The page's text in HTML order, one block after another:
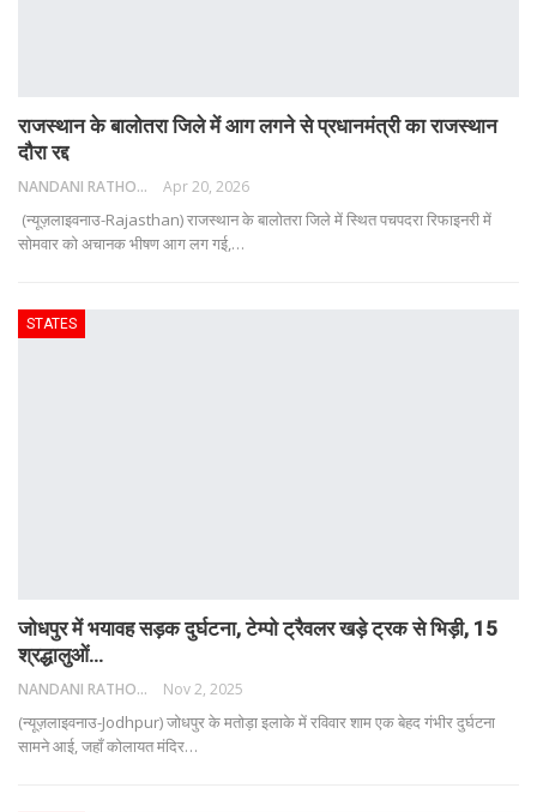
राजस्थान के बालोतरा जिले में आग लगने से प्रधानमंत्री का राजस्थान
दौरा रद्द
NANDANI RATHORE Apr 20, 2026
(न्यूज़लाइवनाउ-Rajasthan) राजस्थान के बालोतरा जिले में स्थित पचपदरा रिफाइनरी में
सोमवार को अचानक भीषण आग लग गई, …
STATES
जोधपुर में भयावह सड़क दुर्घटना, टेम्पो ट्रैवलर खड़े ट्रक से भिड़ी, 15
श्रद्धालुओं…
NANDANI RATHORE Nov 2, 2025
(न्यूज़लाइवनाउ-Jodhpur) जोधपुर के मतोड़ा इलाके में रविवार शाम एक बेहद गंभीर दुर्घटना
सामने आई, जहाँ कोलायत मंदिर…